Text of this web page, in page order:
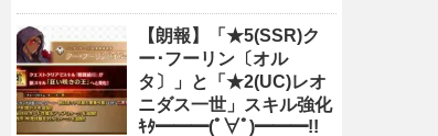
【朗報】「★5(SSR)ク
ー･フーリン〔オル
タ〕」と「★2(UC)レオ
ニダス一世」スキル強化
ｷﾀ━━━(ﾟ∀ﾟ)━━━!!